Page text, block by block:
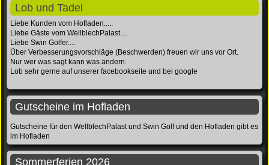
Lob und Tadel
Liebe Kunden vom Hofladen.....
Liebe Gäste vom WellblechPalast....
Liebe Swin Golfer....
Über Verbesserungsvorschläge (Beschwerden) freuen wir uns vor Ort.
Nur wer was sagt kann was ändern.
Lob sehr gerne auf unserer facebookseite und bei google
Gutscheine im Hofladen
Gutscheine für den WellblechPalast und Swin Golf und den Hofladen gibt es
im Hofladen
Sommerferien 2026